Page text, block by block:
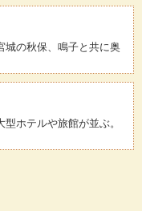
城の秋保、鳴子と共に奥
ホテルや旅館が並ぶ。